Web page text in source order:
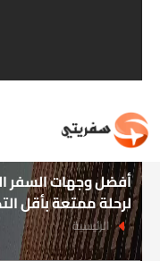
أفضل وجهات السفر
لرحلة ممتعة بأقل
الرئيسية